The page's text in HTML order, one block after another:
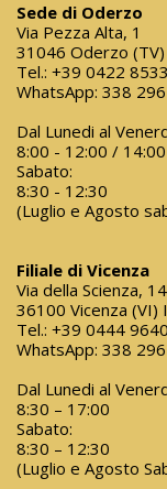
Sede di Oderzo
Via Pezza Alta, 1
31046 Oderzo
Tel.: +39 0422
WhatsApp: 338
Dal Lunedi al
8:00 - 12:00 /
Sabato:
8:30 - 12:30
(Luglio e Agosto
Filiale di Vicenza
Via della Scienza, 14
36100 Vicenza (VI)
Tel.: +39 0444
WhatsApp: 338
Dal Lunedi al
8:30 – 17:00
Sabato:
8:30 – 12:30
(Luglio e Agosto